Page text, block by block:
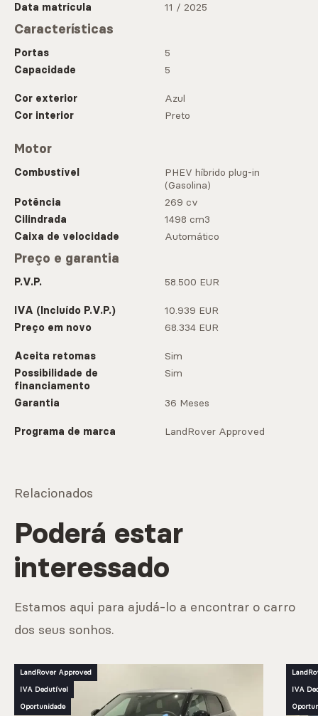
Data matrícula
11 / 2025
Características
Portas
5
Capacidade
5
Cor exterior
Azul
Cor interior
Preto
Motor
Combustível
PHEV híbrido plug-in
(Gasolina)
Potência
269 cv
Cilindrada
1498 cm3
Caixa de velocidade
Automático
Preço e garantia
P.V.P. 58.500 EUR
IVA (Incluído P.V.P.)
10.939 EUR
Preço em novo
68.334 EUR
Aceita retomas
Sim
Possibilidade de
financiamento
Sim
Garantia 36 Meses
Programa de marca LandRover Approved
Relacionados
Poderá estar
interessado
Estamos aqui para ajudá-lo a encontrar o carro
dos seus sonhos.
LandRover Approved
IVA Dedutível
Oportunidade
IVA